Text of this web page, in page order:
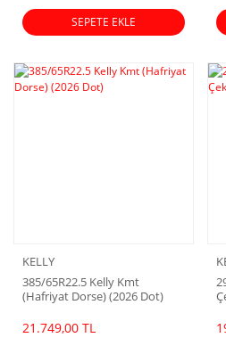
SEPETE EKLE
KELLY
385/65R22.5 Kelly Kmt
(Hafriyat Dorse) (2026 Dot)
21.749,00 TL